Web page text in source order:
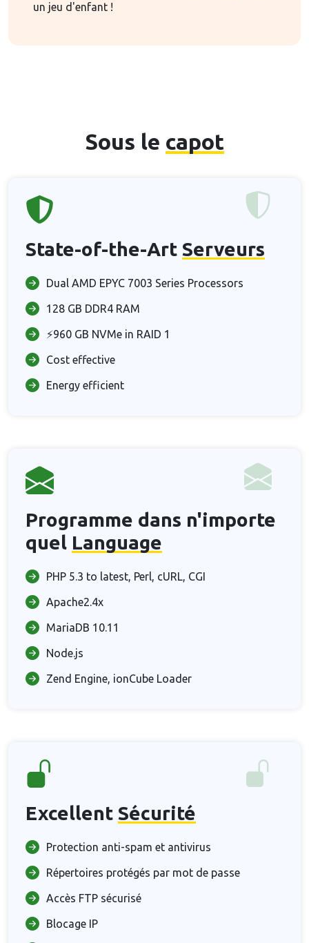
un jeu d'enfant !
Sous le capot
State-of-the-Art Serveurs
Dual AMD EPYC 7003 Series Processors
128 GB DDR4 RAM
⚡960 GB NVMe in RAID 1
Cost effective
Energy efficient
Programme dans n'importe
quel Language
PHP 5.3 to latest, Perl, cURL, CGI
Apache2.4x
MariaDB 10.11
Node.js
Zend Engine, ionCube Loader
Excellent Sécurité
Protection anti-spam et antivirus
Répertoires protégés par mot de passe
Accès FTP sécurisé
Blocage IP